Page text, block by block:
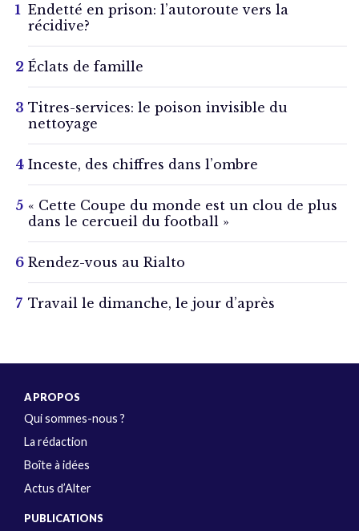
Endetté en prison: l’autoroute vers la
récidive?
Éclats de famille
Titres-services: le poison invisible du
nettoyage
Inceste, des chiffres dans l’ombre
« Cette Coupe du monde est un clou de plus
dans le cercueil du football »
Rendez-vous au Rialto
Travail le dimanche, le jour d’après
A PROPOS
Qui sommes-nous ?
La rédaction
Boîte à idées
Actus d’Alter
PUBLICATIONS